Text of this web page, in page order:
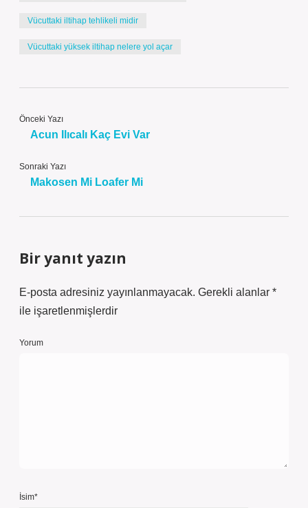
Vücuttaki iltihap tehlikeli midir
Vücuttaki yüksek iltihap nelere yol açar
Önceki Yazı
Acun Ilıcalı Kaç Evi Var
Sonraki Yazı
Makosen Mi Loafer Mi
Bir yanıt yazın
E-posta adresiniz yayınlanmayacak. Gerekli alanlar *
ile işaretlenmişlerdir
Yorum
İsim*